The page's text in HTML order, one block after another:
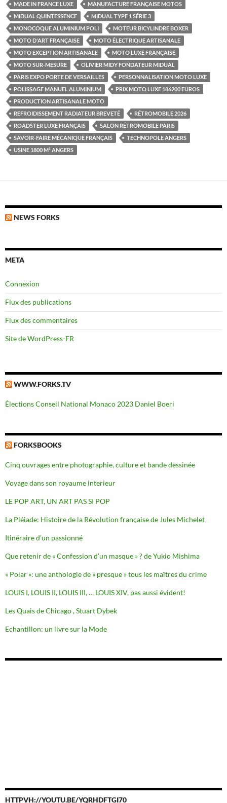
MADE IN FRANCE LUXE
MANUFACTURE FRANÇAISE MOTOS
MIDUAL QUINTESSENCE
MIDUAL TYPE 1 SÉRIE 3
MONOCOQUE ALUMINIUM POLI
MOTEUR BICYLINDRE BOXER
MOTO D'ART FRANÇAISE
MOTO ÉLECTRIQUE ARTISANALE
MOTO EXCEPTION ARTISANALE
MOTO LUXE FRANÇAISE
MOTO SUR-MESURE
OLIVIER MIDY FONDATEUR MIDUAL
PARIS EXPO PORTE DE VERSAILLES
PERSONNALISATION MOTO LUXE
POLISSAGE MANUEL ALUMINIUM
PRIX MOTO LUXE 186200 EUROS
PRODUCTION ARTISANALE MOTO
REFROIDISSEMENT RADIATEUR BREVETÉ
RÉTROMOBILE 2026
ROADSTER LUXE FRANÇAIS
SALON RÉTROMOBILE PARIS
SAVOIR-FAIRE MÉCANIQUE FRANÇAIS
TECHNOPOLE ANGERS
USINE 1800 M² ANGERS
NEWS FORKS
META
Connexion
Flux des publications
Flux des commentaires
Site de WordPress-FR
WWW.FORKS.TV
Élections Conseil National Monaco 2023 Daniel Boeri
FORKSBOOKS
Cinq ouvrages entre photographie, culture et bande dessinée
Voyage dans son royaume interieur
LE POP ART, UN ART PAS SI POP
La Pléiade: Histoire de la Révolution française de Jules Michelet
Itinéraire d’un passionné
Que retenir de « Confession d’un masque » ? de Yukio Mishima
« Polar »: une anthologie de « presque » tous les maîtres du crime
LOUIS I, LOUIS II, LOUIS III, … LOUIS XIV, pas aussi évident!
Les Quais de Chicago , Stuart Dybek
Echantillon: un livre sur la Mode
HTTPVH://YOUTU.BE/YQRHDFTGI70